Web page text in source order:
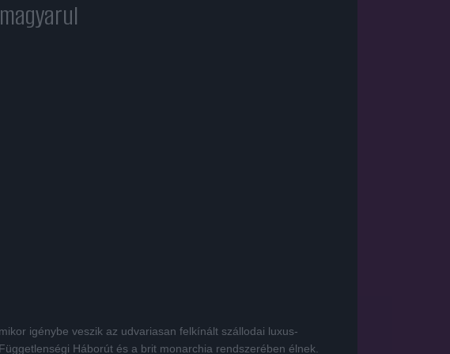
Hirdetés átugrása
igénybe veszik az udvariasan felkínált szállodai luxus-
Háborút és a brit monarchia rendszerében élnek.